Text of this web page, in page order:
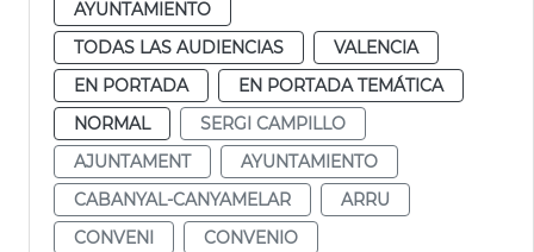
AYUNTAMIENTO
TODAS LAS AUDIENCIAS
VALENCIA
EN PORTADA
EN PORTADA TEMÁTICA
NORMAL
SERGI CAMPILLO
AJUNTAMENT
AYUNTAMIENTO
CABANYAL-CANYAMELAR
ARRU
CONVENI
CONVENIO